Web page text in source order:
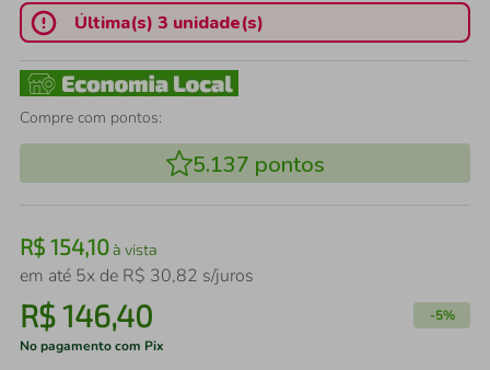
Última(s) 3 unidade(s)
Compre com pontos:
5.137 pontos
R$ 154,10à vista
em até 5x de R$ 30,82 s/juros
R$146,40 -5%
No pagamento com Pix